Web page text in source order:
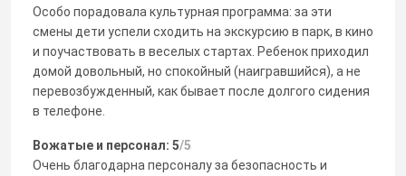
Особо порадовала культурная программа: за эти
смены дети успели сходить на экскурсию в парк, в кино
и поучаствовать в веселых стартах. Ребенок приходил
домой довольный, но спокойный (наигравшийся), а не
перевозбужденный, как бывает после долгого сидения
в телефоне.
Вожатые и персонал: 5/5
Очень благодарна персоналу за безопасность и